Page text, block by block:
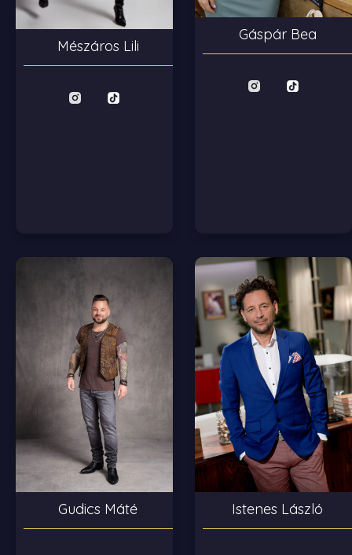
Mészáros Lili
Gáspár Bea
Gudics Máté Istenes László